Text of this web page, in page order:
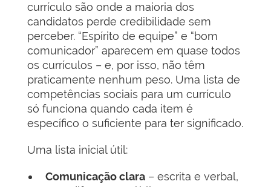
currículo são onde a maioria dos
candidatos perde credibilidade sem
perceber. “Espírito de equipe” e “bom
comunicador” aparecem em quase todos
os currículos – e, por isso, não têm
praticamente nenhum peso. Uma lista de
competências sociais para um currículo
só funciona quando cada item é
específico o suficiente para ter significado.
Uma lista inicial útil:
Comunicação clara – escrita e verbal,